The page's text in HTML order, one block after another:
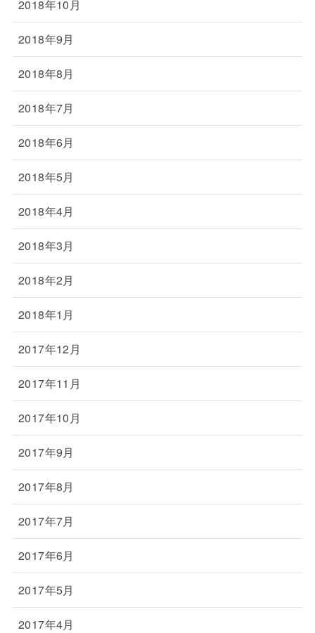
2018年10月
2018年9月
2018年8月
2018年7月
2018年6月
2018年5月
2018年4月
2018年3月
2018年2月
2018年1月
2017年12月
2017年11月
2017年10月
2017年9月
2017年8月
2017年7月
2017年6月
2017年5月
2017年4月